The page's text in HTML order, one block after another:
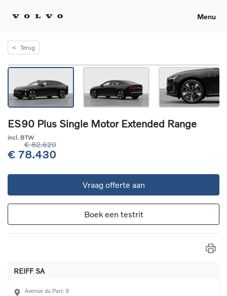
Menu
< Terug
ES90 Plus Single Motor Extended Range
incl. BTW
€ 82.620
€ 78.430
Vraag offerte aan
Boek een testrit
REIFF SA
Avenue du Parc 9